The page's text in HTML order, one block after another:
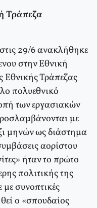
Τράπεζα
29/6 ανακλήθηκε
στην Εθνική
Εθνικής Τράπεζας
πολυεθνικό
των εργασιακών
με
μηνών ως διάστημα
αορίστου
ήταν το πρώτο
πολιτικής της
συνοπτικές
ο «σπουδαίος